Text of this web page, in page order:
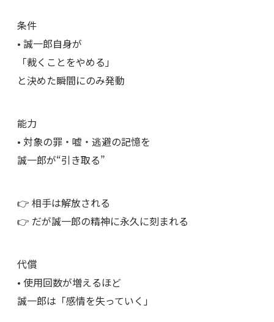
条件
• 誠一郎自身が
「裁くことをやめる」
と決めた瞬間にのみ発動
能力
• 対象の罪・嘘・逃避の記憶を
誠一郎が“引き取る”
👉 相手は解放される
👉 だが誠一郎の精神に永久に刻まれる
代償
• 使用回数が増えるほど
誠一郎は「感情を失っていく」